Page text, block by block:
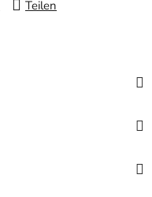
Teilen